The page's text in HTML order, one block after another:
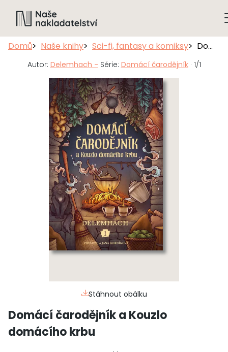
Domů Naše knihy Sci-fi, fantasy a komiksy Domácí čarodějník a Kouzlo domácího krbu
Autor: Delemhach - Série: Domácí čarodějník· 1/1
Stáhnout obálku
Domácí čarodějník a Kouzlo
domácího krbu